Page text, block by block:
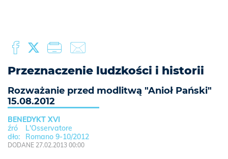
Przeznaczenie ludzkości i historii
Rozważanie przed modlitwą "Anioł Pański"
15.08.2012
BENEDYKT XVI
L'Osservatore
Romano 9-10/2012
DODANE 27.02.2013 00:00